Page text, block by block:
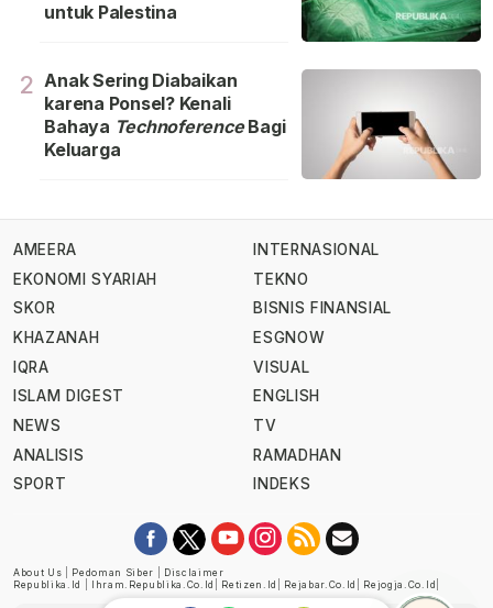
untuk Palestina
2 Anak Sering Diabaikan
karena Ponsel? Kenali
Bahaya TechnoferenceBagi
Keluarga
AMEERA
EKONOMI SYARIAH
SKOR
KHAZANAH
IQRA
ISLAM DIGEST
NEWS
ANALISIS
SPORT
INTERNASIONAL
TEKNO
BISNIS FINANSIAL
ESGNOW
VISUAL
ENGLISH
TV
RAMADHAN
INDEKS
About Us Pedoman Siber
Disclaimer
Republika.id
Ihram.republika.co.id Retizen.id Rejabar.co.id Rejogja.co.id